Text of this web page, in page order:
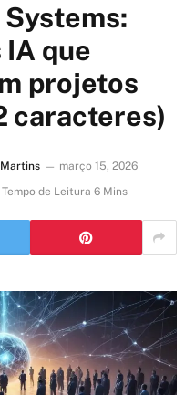
que
projetos
caracteres)
março 15, 2026
Tempo de Leitura 6 Mins